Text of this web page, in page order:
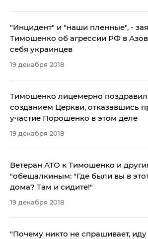
​"Инцидент" и "наши пленные", -
Тимошенко об агрессии РФ в
себя украинцев
19 декабря 2018
Тимошенко лицемерно
созданием Церкви, отказавшись
участие Порошенко в этом деле
19 декабря 2018
​Ветеран АТО к Тимошенко и
"обещалкиным: "Где были вы в
дома? Там и сидите!"
19 декабря 2018
"Почему никто не спрашивает,